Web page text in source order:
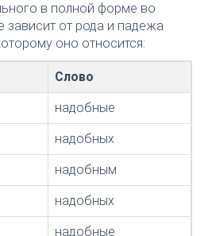
в полной форме во
от рода и падежа
оно относится:
Слово
надобные
надобных
надобным
надобных
надобные